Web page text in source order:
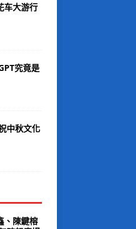
车大游行
究竟是
中秋文化
、陳鍵榕